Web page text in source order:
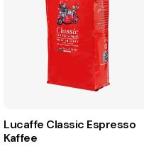
Lucaffe Classic Espresso
Kaffee